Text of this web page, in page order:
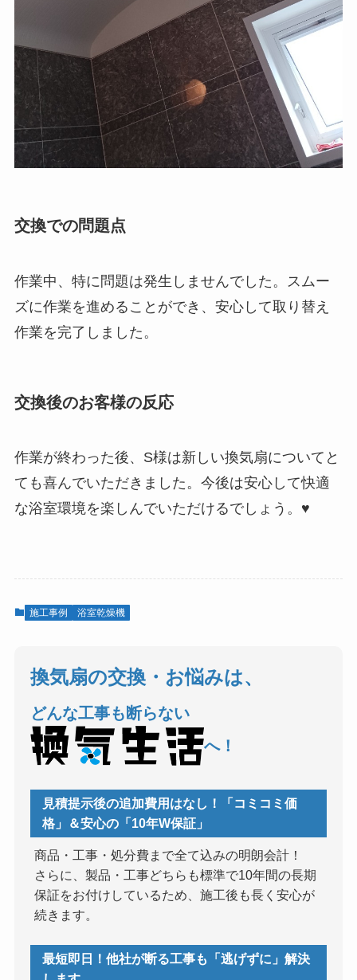
交換での問題点
作業中、特に問題は発生しませんでした。スムー
ズに作業を進めることができ、安心して取り替え
作業を完了しました。
交換後のお客様の反応
作業が終わった後、S様は新しい換気扇についてと
ても喜んでいただきました。今後は安心して快適
な浴室環境を楽しんでいただけるでしょう。♥
施工事例 浴室乾燥機
換気扇の交換・お悩みは、
どんな工事も断らない
へ！
見積提示後の追加費用はなし！「コミコミ価
格」＆安心の「10年W保証」
商品・工事・処分費まで全て込みの明朗会計！
さらに、製品・工事どちらも標準で10年間の長期
保証をお付けしているため、施工後も長く安心が
続きます。
最短即日！他社が断る工事も「逃げずに」解決